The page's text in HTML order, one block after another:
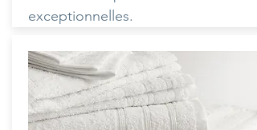
exceptionnelles.